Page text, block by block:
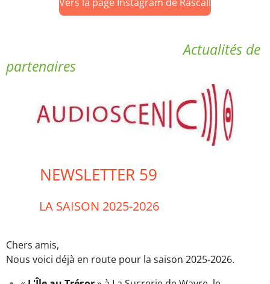
Actualités de
partenaires
NEWSLETTER 59
LA SAISON 2025-2026
Chers amis,
Nous voici déjà en route pour la saison 2025-2026.